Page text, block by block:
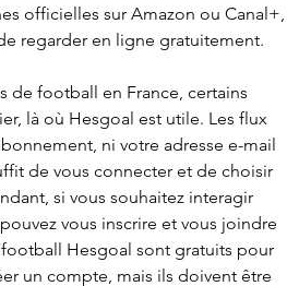
officielles sur Amazon ou Canal+,
regarder en ligne gratuitement.
de football en France, certains
là où Hesgoal est utile. Les flux
ni votre adresse e-mail
de vous connecter et de choisir
si vous souhaitez interagir
vous inscrire et vous joindre
Hesgoal sont gratuits pour
un compte, mais ils doivent être